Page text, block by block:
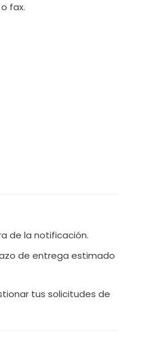
fax.
de la notificación.
de entrega estimado
tus solicitudes de